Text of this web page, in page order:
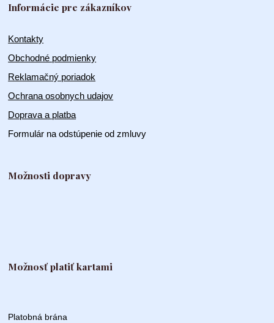
Informácie pre zákazníkov
Kontakty
Obchodné podmienky
Reklamačný poriadok
Ochrana osobnych udajov
Doprava a platba
Formulár na odstúpenie od zmluvy
Možnosti dopravy
Možnosť platiť kartami
Platobná brána